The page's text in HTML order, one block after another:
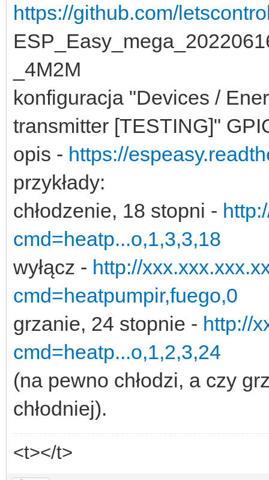
https://github.com/
_4M2M
konfiguracja "Devices /
transmitter [TESTING]"
opis - https://
przykłady:
chłodzenie, 18 stopni -
cmd=heatp...o,1,3,3,18
wyłącz - http://
cmd=heatpumpir,fuego,0
grzanie, 24 stopnie - http://
cmd=heatp...o,1,2,3,24
(na pewno chłodzi, a czy
chłodniej).
<t></t>